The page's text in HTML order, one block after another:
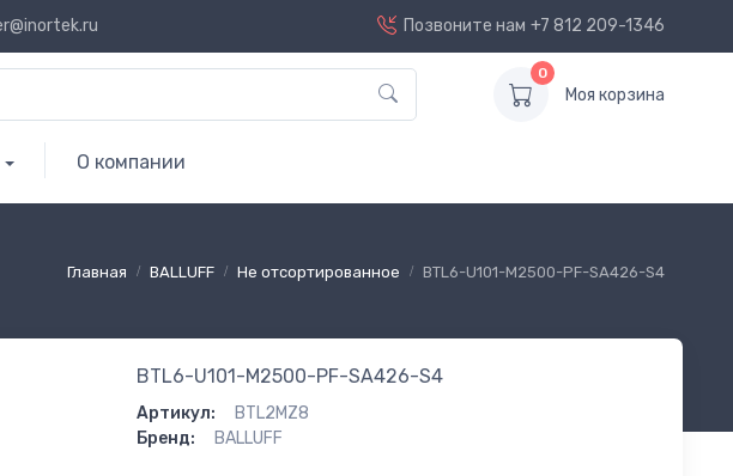
Позвоните нам +7 812 209-1346
0
Моя корзина
О компании
Главная BALLUFF Не отсортированное BTL6-U101-M2500-PF-SA426-S4
BTL6-U101-M2500-PF-SA426-S4
Артикул:
BTL2MZ8
Бренд:
BALLUFF